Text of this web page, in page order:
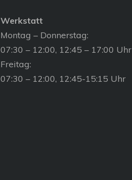
Werkstatt
Montag – Donnerstag:
07:30 – 12:00, 12:45 – 17:00 Uhr
Freitag:
07:30 – 12:00, 12:45-15:15 Uhr